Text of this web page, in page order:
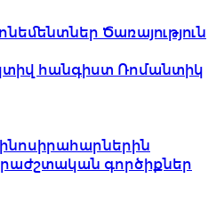
Ծառայություն
հանգիստ Ռոմանտիկ
գործիքներ